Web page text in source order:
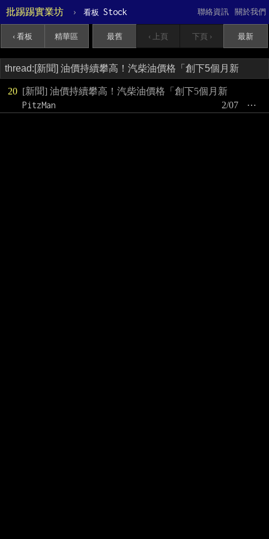
批踢踢實業坊 › 看板 Stock 關於我們
聯絡資訊
‹ 看板 精華區 最舊 ‹ 上頁 下頁 › 最新
20 [新聞] 油價持續攀高！汽柴油價格「創下5個月新
PitzMan
⋯
2/07